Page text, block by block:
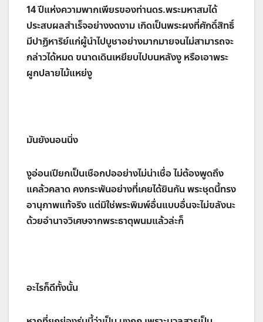
14 ปีแห่งความพากเพียรของท่านดร.พระมหาสมได้
ประสบผลสำเร็จอย่างงดงาม เกิดเป็นพระผงที่ศักดิ์สิทธิ์
มีปาฏิหาริย์แก่ผู้นำไปบูชาอย่างมากมายจนไม่สามารถจะ
กล่าวได้หมด ขนาดเดินเหยียบไปบนหลังงู หรือเอาพระ
ผูกปลายไม้แหย่งู
มันยังนอนนิ่ง
งูอ่อนเปียกเป็นเชือกปออย่างไม่น่าเชื่อ ไม่ต้องพูดถึง
แคล้วคลาด คงกระพันอย่างที่เคยได้ยินกัน พระชุดนี้ทรง
อานุภาพแท้จริง แต่มิใช่พระพิมพ์อื่นแบบอื่นจะไม่ขลังนะ
ด้วยอำนาจวิเศษจากพระธาตุพนมแล้วล่ะก็
อะไรก็ดีทั้งนั้น